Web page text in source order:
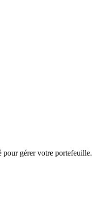
gérer votre portefeuille.